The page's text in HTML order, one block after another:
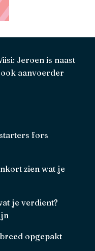
Jeroen is naast
ook aanvoerder
fors
zien wat je
je verdient?
opgepakt